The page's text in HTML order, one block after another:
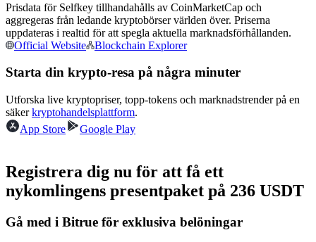
Kopiera Trading
Gå med de bästa handlarna
Bli en Copy Trader
Njut av vinstdelning och kopieringshandelsprovisioner
Prisdata för Selfkey tillhandahålls av CoinMarketCap och
aggregeras från ledande kryptobörser världen över. Priserna
uppdateras i realtid för att spegla aktuella marknadsförhållanden.
Official Website
Blockchain Explorer
Starta din krypto-resa på några minuter
Utforska live kryptopriser, topp-tokens och marknadstrender på en
säkerkryptohandelsplattform.
App Store
Google Play
Registrera dig nu för att få ett
nykomlingens presentpaket på 236 USDT
Gå med i Bitrue för exklusiva belöningar